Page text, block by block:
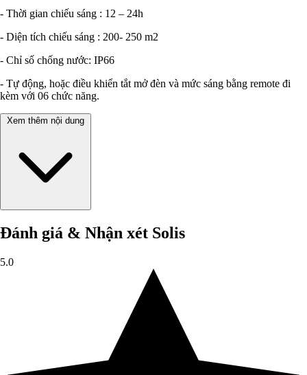
- Thời gian chiếu sáng : 12 – 24h
- Diện tích chiếu sáng : 200- 250 m2
- Chỉ số chống nước: IP66
- Tự động, hoặc điều khiển tắt mở đèn và mức sáng bằng remote đi
kèm với 06 chức năng.
Xem thêm nội dung
Đánh giá & Nhận xét Solis
5.0